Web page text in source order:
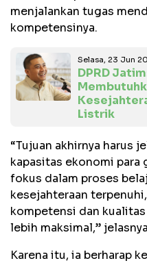
menjalankan tugas
kompetensinya.
Selasa, 23 Jun
DPRD
Listrik
“Tujuan akhirnya harus
kapasitas ekonomi para
fokus dalam proses
kesejahteraan
kompetensi dan
lebih maksimal,”
Karena itu, ia berharap